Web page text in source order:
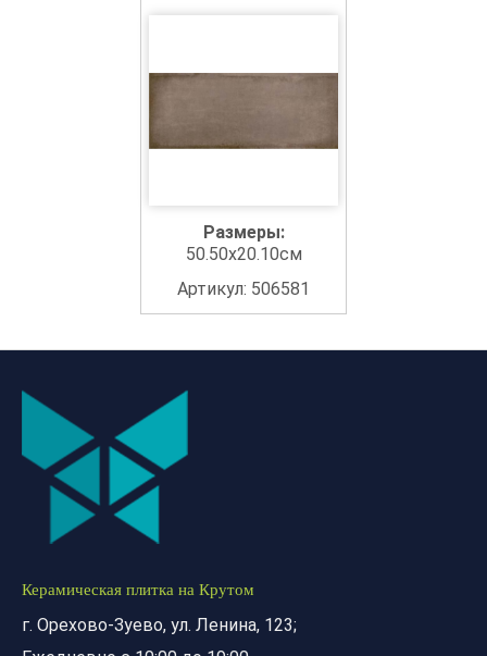
Размеры:
50.50x20.10см
Артикул: 506581
Керамическая плитка на Крутом
г. Орехово-Зуево, ул. Ленина, 123;